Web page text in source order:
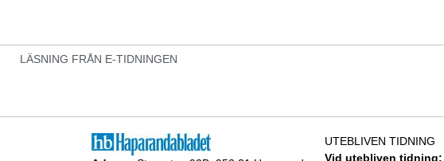
LÄSNING FRÅN E-TIDNINGEN
UTEBLIVEN TIDNING
Vid utebliven tidning: